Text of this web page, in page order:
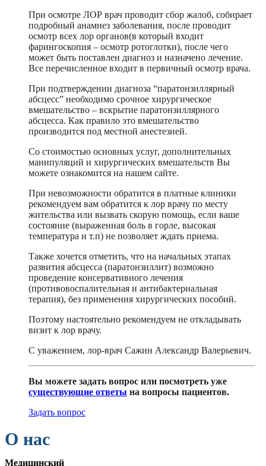
При осмотре ЛОР врач проводит сбор жалоб, собирает
подробный анамнез заболевания, после проводит
осмотр всех лор органов(в который входит
фарингоскопия – осмотр ротоглотки), после чего
может быть поставлен диагноз и назначено лечение.
Все перечисленное входит в первичный осмотр врача.
При подтверждении диагноза “паратонзиллярный
абсцесс” необходимо срочное хирургическое
вмешательство – вскрытие паратонзиллярного
абсцесса. Как правило это вмешательство
производится под местной анестезией.
Со стоимостью основных услуг, дополнительных
манипуляций и хирургических вмешательств Вы
можете ознакомится на нашем сайте.
При невозможности обратится в платные клиники
рекомендуем вам обратится к лор врачу по месту
жительства или вызвать скорую помощь, если ваше
состояние (выраженная боль в горле, высокая
температура и т.п) не позволяет ждать приема.
Также хочется отметить, что на начальных этапах
развития абсцесса (паратонзиллит) возможно
проведение консервативного лечения
(противовоспалительная и антибактериальная
терапия), без применения хирургических пособий.
Поэтому настоятельно рекомендуем не откладывать
визит к лор врачу.
С уважением, лор-врач Сажин Александр Валерьевич.
Вы можете задать вопрос или посмотреть уже
существующие ответы на вопросы пациентов.
Задать вопрос
О нас
Медицинский